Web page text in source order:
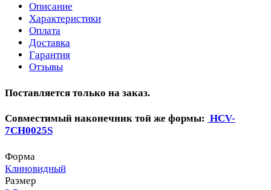
Описание
Характеристики
Оплата
Доставка
Гарантия
Отзывы
Поставляется только на заказ.
Совместимый наконечник той же формы: HCV-
7CH0025S
Форма
Клиновидный
Размер